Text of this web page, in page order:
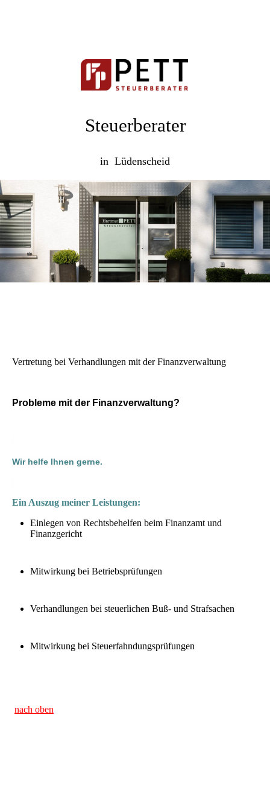
Steuerberater
in Lüdenscheid
Vertretung bei Verhandlungen mit der Finanzverwaltung
Probleme mit der Finanzverwaltung?
Wir helfe Ihnen gerne.
Ein Auszug meiner Leistungen:
Einlegen von Rechtsbehelfen beim Finanzamt und
Finanzgericht
Mitwirkung bei Betriebsprüfungen
Verhandlungen bei steuerlichen Buß- und Strafsachen
Mitwirkung bei Steuerfahndungsprüfungen
nach oben